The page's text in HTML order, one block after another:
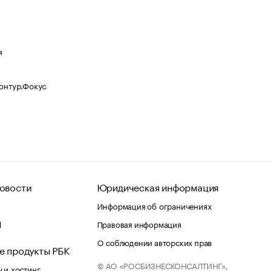
продукты РБК
хостинг
Юридическая информация
Информация об ограничениях
Правовая информация
О соблюдении авторских прав
© АО «РОСБИЗНЕСКОНСАЛТИНГ»,